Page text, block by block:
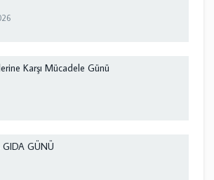
Karşı Mücadele Günü
GÜNÜ